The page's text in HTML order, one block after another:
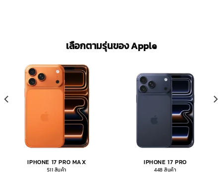
เลือกตามรุ่นของ Apple
IPHONE 17 PRO MAX
511 สินค้า
IPHONE 17 PRO
448 สินค้า